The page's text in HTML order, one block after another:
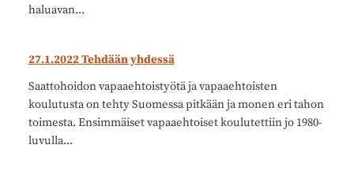
haluavan...
27.1.2022 Tehdään yhdessä
Saattohoidon vapaaehtoistyötä ja vapaaehtoisten
koulutusta on tehty Suomessa pitkään ja monen eri tahon
toimesta. Ensimmäiset vapaaehtoiset koulutettiin jo 1980-
luvulla...